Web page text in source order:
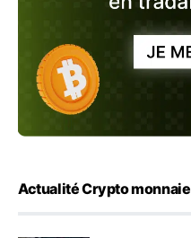
Actualité Crypto monnaie